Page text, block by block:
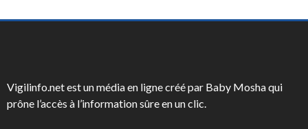
Vigilinfo.net est un média en ligne créé par Baby Mosha qui
prône l’accès à l’information sûre en un clic.